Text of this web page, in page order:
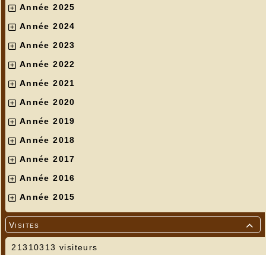
Année 2025
Année 2024
Année 2023
Année 2022
Année 2021
Année 2020
Année 2019
Année 2018
Année 2017
Année 2016
Année 2015

Visites
21310313 visiteurs